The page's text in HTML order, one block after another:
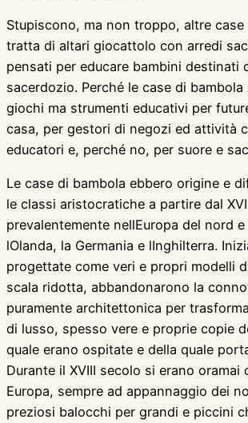
Stupiscono, ma non troppo, altre case
tratta di altari giocattolo con arredi
pensati per educare bambini destinati
sacerdozio. Perché le case di
giochi ma strumenti educativi per
casa, per gestori di negozi ed attività
educatori e, perché no, per suore e
Le case di bambola ebbero origine e
le classi aristocratiche a partire dal
prevalentemente nellEuropa del nord
lOlanda, la Germania e lInghilterra.
progettate come veri e propri modelli
scala ridotta, abbandonarono la
puramente architettonica per
di lusso, spesso vere e proprie copie
quale erano ospitate e della quale
Durante il XVIII secolo si erano
Europa, sempre ad appannaggio dei
preziosi balocchi per grandi e piccini